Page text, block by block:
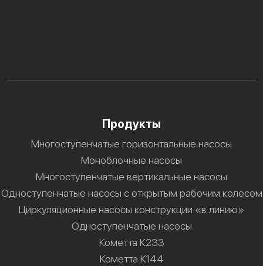
Продукты
Многоступенчатые горизонтальные насосы
Моноблочные насосы
Многоступенчатые вертикальные насосы
Одноступенчатые насосы с открытым рабочим колесом
Циркуляционные насосы конструкции «в линию»
Одноступенчатые насосы
Кометта К233
Кометта К144